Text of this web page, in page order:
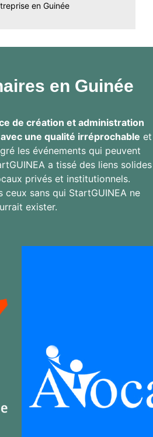
en Guinée
en Guinée
de création et administration
une qualité irréprochable et
les événements qui peuvent
a tissé des liens solides
privés et institutionnels.
ceux sans qui StartGUINEA ne
exister.